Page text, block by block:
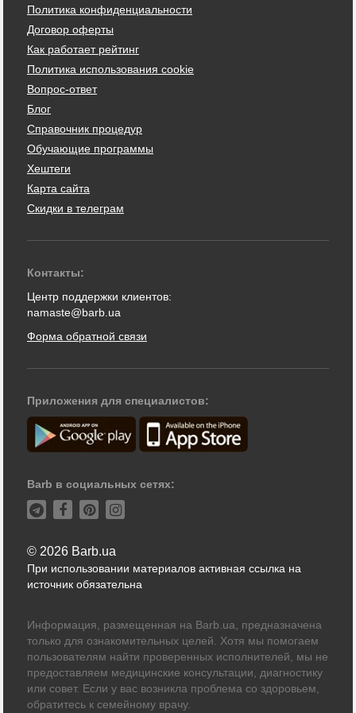
Политика конфиденциальности
Договор оферты
Как работает рейтинг
Политика использования cookie
Вопрос-ответ
Блог
Справочник процедур
Обучающие программы
Хештеги
Карта сайта
Скидки в телеграм
Контакты:
Центр поддержки клиентов:
namaste@barb.ua
Форма обратной связи
Приложения для специалистов:
Barb в социальных сетях:
© 2026 Barb.ua
При использовании материалов активная ссылка на
источник обязательна
Информация, размещенная на Barb.ua, предназначена
только для ознакомительных целей. Хотя мы помогаем
пользователям найти проверенных исполнителей, мы не
предоставляем медицинские консультации, диагностику
или совет. Если у вас возникла проблема со здоровьем,
обратитесь к семейному врачу.